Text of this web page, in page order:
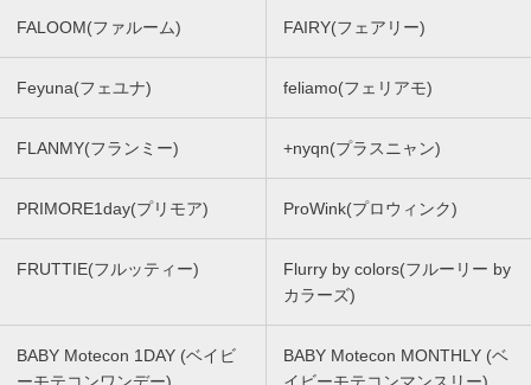
FALOOM(ファルーム) FAIRY(フェアリー)
Feyuna(フェユナ) feliamo(フェリアモ)
FLANMY(フランミー) +nyqn(プラスニャン)
PRIMORE1day(プリモア) ProWink(プロウィンク)
FRUTTIE(フルッティー)
Flurry by colors(フルーリー by
カラーズ)
BABY Motecon 1DAY (ベイビ
BABY Motecon MONTHLY (ベ